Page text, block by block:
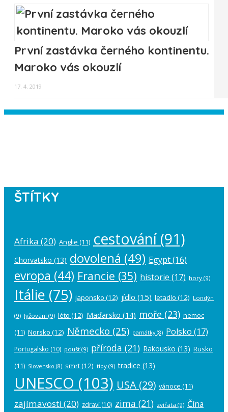
První zastávka černého kontinentu.
Maroko vás okouzlí
17. 4. 2019
ŠTÍTKY
Afrika (20) Anglie (11) cestování(91)
Chorvatsko (13) dovolená (49) Egypt(16)
evropa (44) Francie (35) historie (17) hory (9)
Itálie (75) japonsko (12) jídlo (15) letadlo (12) Londýn
(9) lyžování (9) léto (12) Maďarsko (14) moře (23) nemoc
(11) Norsko (12) Německo (25) památky(8) Polsko (17)
Portugalsko (10) poušť(9) příroda (21) Rakousko (13) Rusko
(11) Slovensko (8) smrt(12) tipy (9) tradice (13)
UNESCO (103) USA (29) vánoce (11)
zajímavosti (20) zdraví (10) zima (21) zvířata (9) Čína